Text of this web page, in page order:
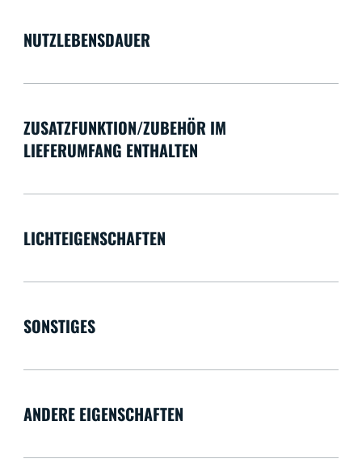
NUTZLEBENSDAUER
ZUSATZFUNKTION/ZUBEHÖR IM
LIEFERUMFANG ENTHALTEN
LICHTEIGENSCHAFTEN
SONSTIGES
ANDERE EIGENSCHAFTEN